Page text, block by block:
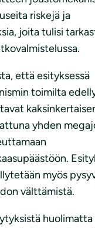
riskejä ja
joita tulisi
että esityksessä
toimilta
yhden
myös
välttämistä.
huolimatta